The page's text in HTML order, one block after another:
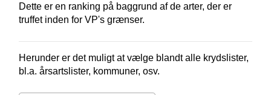
Dette er en ranking på baggrund af de arter, der er
truffet inden for VP's grænser.
Herunder er det muligt at vælge blandt alle krydslister,
bl.a. årsartslister, kommuner, osv.